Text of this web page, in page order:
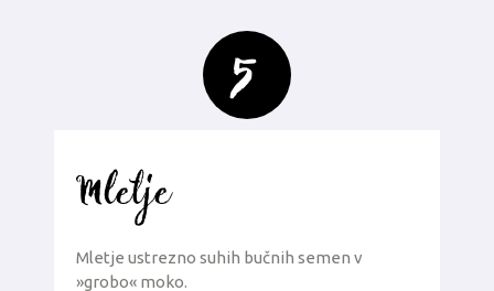
5
Mletje
Mletje ustrezno suhih bučnih semen v
»grobo« moko.